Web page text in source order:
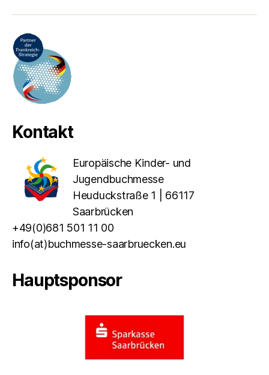
Kontakt
Europäische Kinder- und
Jugendbuchmesse
Heuduckstraße 1 | 66117
Saarbrücken
+49(0)681 501 11 00
info(at)buchmesse-saarbruecken.eu
Hauptsponsor